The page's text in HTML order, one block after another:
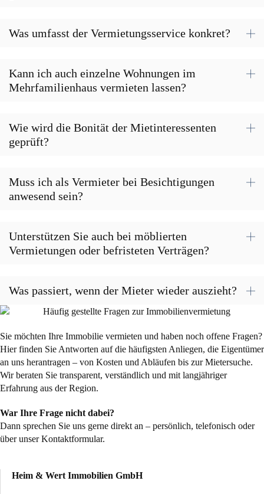
Was umfasst der Vermietungsservice konkret?
Kann ich auch einzelne Wohnungen im
Mehrfamilienhaus vermieten lassen?
Wie wird die Bonität der Mietinteressenten
geprüft?
Muss ich als Vermieter bei Besichtigungen
anwesend sein?
Unterstützen Sie auch bei möblierten
Vermietungen oder befristeten Verträgen?
Was passiert, wenn der Mieter wieder auszieht?
Sie möchten Ihre Immobilie vermieten und haben noch offene Fragen?
Hier finden Sie Antworten auf die häufigsten Anliegen, die Eigentümer
an uns herantragen – von Kosten und Abläufen bis zur Mietersuche.
Wir beraten Sie transparent, verständlich und mit langjähriger
Erfahrung aus der Region.
War Ihre Frage nicht dabei?
Dann sprechen Sie uns gerne direkt an – persönlich, telefonisch oder
über unser Kontaktformular.
Heim & Wert Immobilien GmbH